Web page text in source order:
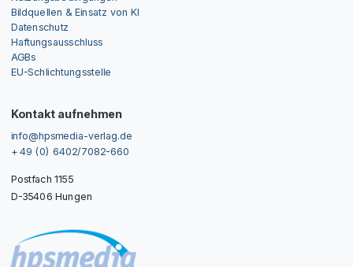
Bildquellen & Einsatz von KI
Datenschutz
Haftungsausschluss
AGBs
EU-Schlichtungsstelle
Kontakt aufnehmen
info@hpsmedia-verlag.de
+ 49 (0) 6402/7082-660
Postfach 1155
D-35406 Hungen